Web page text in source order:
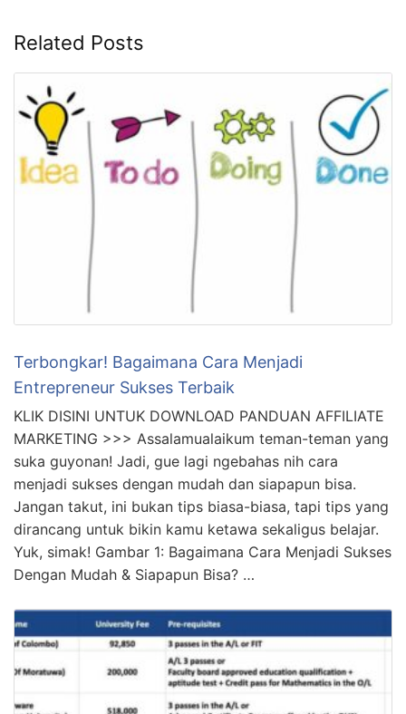
Related Posts
Terbongkar! Bagaimana Cara Menjadi
Entrepreneur Sukses Terbaik
KLIK DISINI UNTUK DOWNLOAD PANDUAN AFFILIATE
MARKETING >>> Assalamualaikum teman-teman yang
suka guyonan! Jadi, gue lagi ngebahas nih cara
menjadi sukses dengan mudah dan siapapun bisa.
Jangan takut, ini bukan tips biasa-biasa, tapi tips yang
dirancang untuk bikin kamu ketawa sekaligus belajar.
Yuk, simak! Gambar 1: Bagaimana Cara Menjadi Sukses
Dengan Mudah & Siapapun Bisa? …